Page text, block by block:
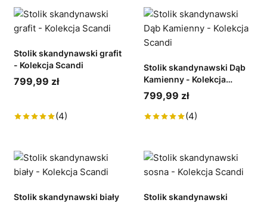
Stolik skandynawski grafit
- Kolekcja Scandi
799,99 zł
(4)
Stolik skandynawski Dąb
Kamienny - Kolekcja
Scandi
799,99 zł
(4)
Stolik skandynawski biały
Stolik skandynawski